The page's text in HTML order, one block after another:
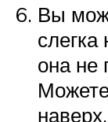
Вы
она не